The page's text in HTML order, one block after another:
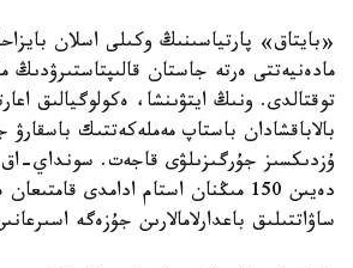
«بايتاق» پارتياسىنىڭ وكىلى اسلان
مادەنيەتتى ەرتە جاستان قالىپتاستىرۋدىڭ
توقتالدى. ونىڭ ايتۋىنشا، ەكولوگيالىق
بالاباقشادان باستاپ مەملەكەتتىك
ۇزدىكسىز جۇرگىزىلۋى قاجەت. سونداي-اق
دەيىن 150 مىڭنان استام ادامدى
ساۋاتتىلىق باعدارلامالارىن جۇزەگە